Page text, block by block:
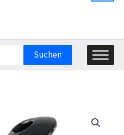
Suchen